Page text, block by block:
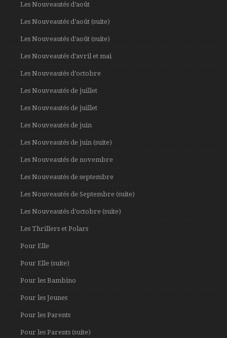
Les Nouveautés d’août
Les Nouveautés d’août (suite)
Les Nouveautés d’août (suite)
Les Nouveautés d’avril et mai
Les Nouveautés d’octobre
Les Nouveautés de juillet
Les Nouveautés de juillet
Les Nouveautés de juin
Les Nouveautés de juin (suite)
Les Nouveautés de novembre
Les Nouveautés de septembre
Les Nouveautés de Septembre (suite)
Les Nouveautés d’octobre (suite)
Les Thrillers et Polars
Pour Elle
Pour Elle (suite)
Pour les Bambino
Pour les Jeunes
Pour les Parents
Pour les Parents (suite)